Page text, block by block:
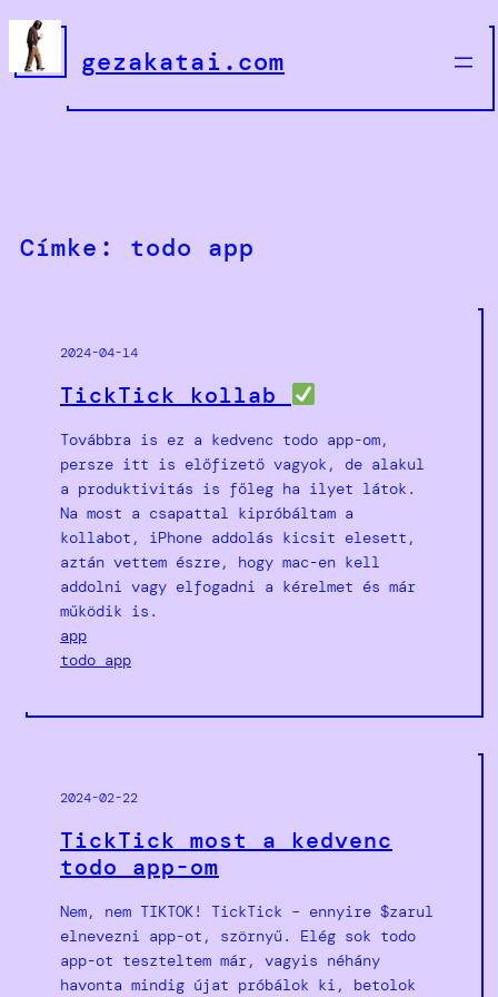
Ugrás
tartalomhozgezakatai.com
Címke: todo app
2024-04-14
TickTick kollab
Továbbra is ez a kedvenc todo app-om,
persze itt is előfizető vagyok, de alakul
a produktivitás is főleg ha ilyet látok.
Na most a csapattal kipróbáltam a
kollabot, iPhone addolás kicsit elesett,
aztán vettem észre, hogy mac-en kell
addolni vagy elfogadni a kérelmet és már
működik is.
app
todo app
2024-02-22
TickTick most a kedvenc
todo app-om
Nem, nem TIKTOK! TickTick – ennyire $zarul
elnevezni app-ot, szörnyű. Elég sok todo
app-ot teszteltem már, vagyis néhány
havonta mindig újat próbálok ki, betolok